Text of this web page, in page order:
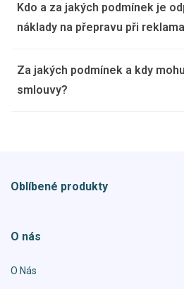
Kdo a za jakých podmínek je
náklady na přepravu při
Za jakých podmínek a kdy
smlouvy?
Oblíbené produkty
O nás
O Nás